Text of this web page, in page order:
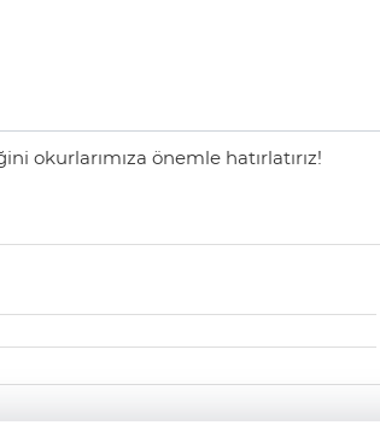
okurlarımıza önemle hatırlatırız!